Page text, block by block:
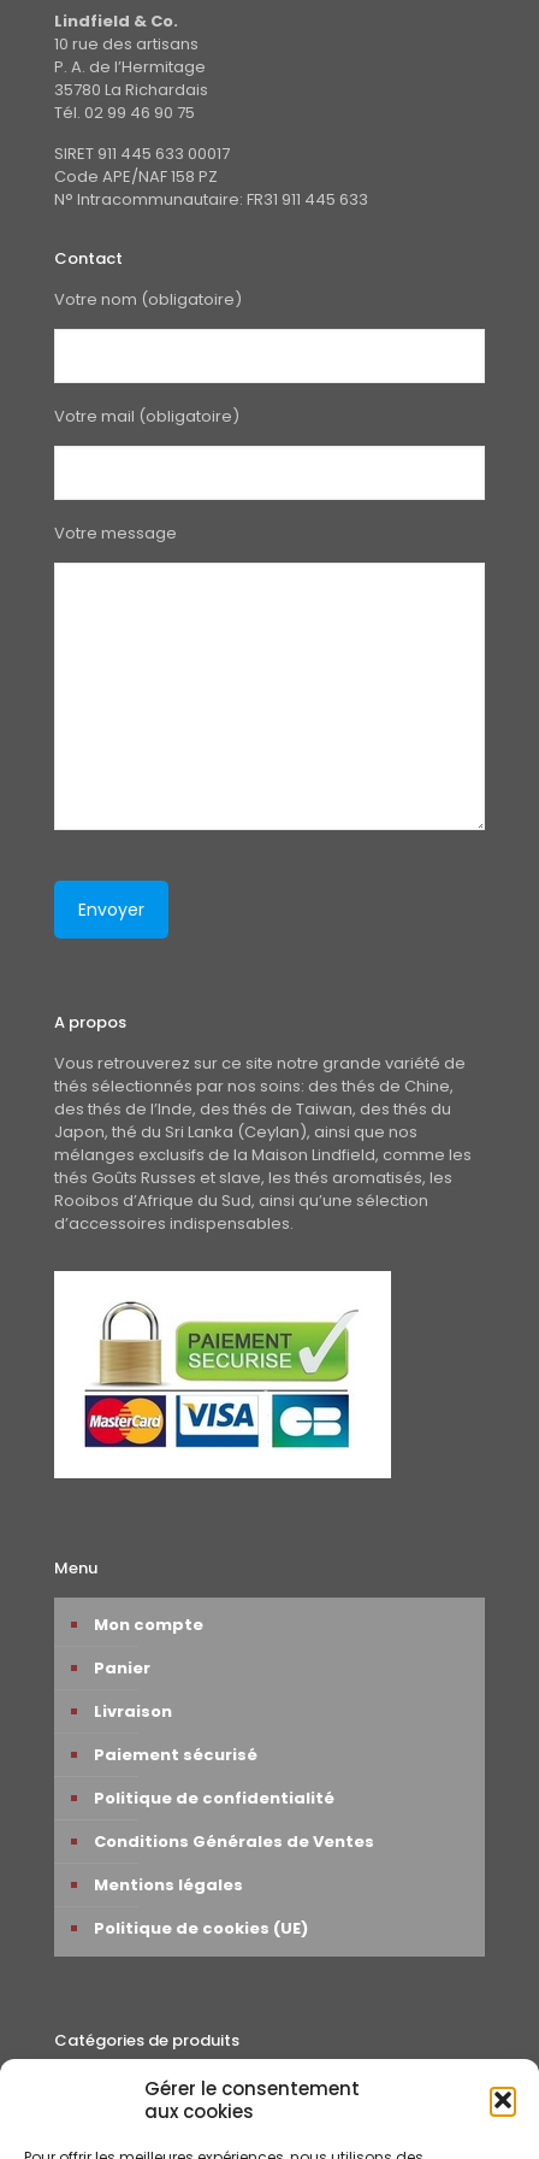
Gérer le consentement
aux cookies
page
du
produit
Lindfield & Co.
10 rue des artisans
P. A. de l’Hermitage
35780 La Richardais
Tél. 02 99 46 90 75
SIRET 911 445 633 00017
Code APE/NAF 158 PZ
N° Intracommunautaire: FR31 911 445 633
Contact
Votre nom (obligatoire)
Votre mail (obligatoire)
Votre message
A propos
Vous retrouverez sur ce site notre grande variété de
thés sélectionnés par nos soins: des thés de Chine,
des thés de l’Inde, des thés de Taiwan, des thés du
Japon, thé du Sri Lanka (Ceylan), ainsi que nos
mélanges exclusifs de la Maison Lindfield, comme les
thés Goûts Russes et slave, les thés aromatisés, les
Rooibos d’Afrique du Sud, ainsi qu’une sélection
d’accessoires indispensables.
Menu
Mon compte
Panier
Livraison
Paiement sécurisé
Politique de confidentialité
Conditions Générales de Ventes
Mentions légales
Politique de cookies (UE)
Catégories de produits
Autour du thé